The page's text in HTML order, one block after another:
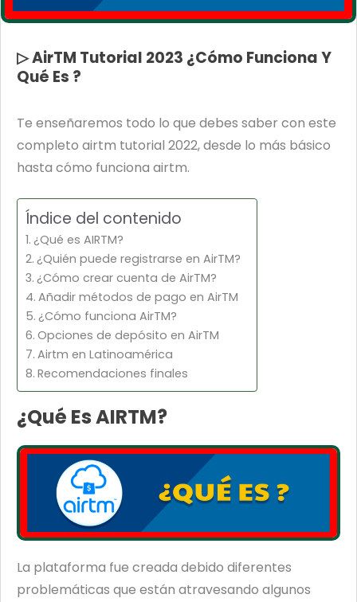
▷ AirTM Tutorial 2023 ¿Cómo Funciona Y
Qué Es ?
Te enseñaremos todo lo que debes saber con este
completo airtm tutorial 2022, desde lo más básico
hasta cómo funciona airtm.
Índice del contenido
¿Qué es AIRTM?
¿Quién puede registrarse en AirTM?
¿Cómo crear cuenta de AirTM?
Añadir métodos de pago en AirTM
¿Cómo funciona AirTM?
Opciones de depósito en AirTM
Airtm en Latinoamérica
Recomendaciones finales
¿Qué Es AIRTM?
La plataforma fue creada debido diferentes
problemáticas que están atravesando algunos